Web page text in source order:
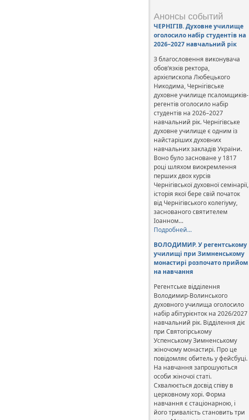
Анонсы событий
ЧЕРНІГІВ. Духовне училище
оголосило набір студентів на
2026–2027 навчальний рік
З благословення виконувача
обов’язків ректора,
архієпископа Любецького
Никодима, Чернігівське
духовне училище псаломщиків-
регентів оголосило набір
студентів на 2026–2027
навчальний рік. Чернігівське
духовне училище є одним із
найстаріших духовних
навчальних закладів України.
Воно було засноване у 1817
році шляхом виокремлення
перших двох курсів
Чернігівської духовної семінарії,
історія якої бере свій початок
від Чернігівського колегіуму,
заснованого святителем
Іоанном…
Подробней…
ВОЛОДИМИР. У регентському
училищі при Зимненському
монастирі розпочато прийом
на навчання
Регентське відділення
Володимир-Волинського
духовного училища оголосило
набір абітурієнток на 2026/2027
навчальний рік. Відділення діє
при Святогірському
Успенському Зимненському
жіночому монастирі. Про це
повідомляє обитель у фейсбуці.
На навчання запрошуються
особи жіночої статі.
Схвалюється досвід співу в
церковному хорі. Форма
навчання є стаціонарною, і
його тривалість становить три